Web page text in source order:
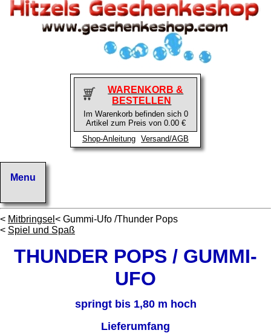
WARENKORB &
BESTELLEN
Im Warenkorb befinden sich 0
Artikel zum Preis von 0.00 €
Shop-Anleitung
Versand/AGB
< Mitbringsel < Gummi-Ufo /Thunder Pops
< Spiel und Spaß
THUNDER POPS / GUMMI-
UFO
springt bis 1,80 m hoch
Lieferumfang